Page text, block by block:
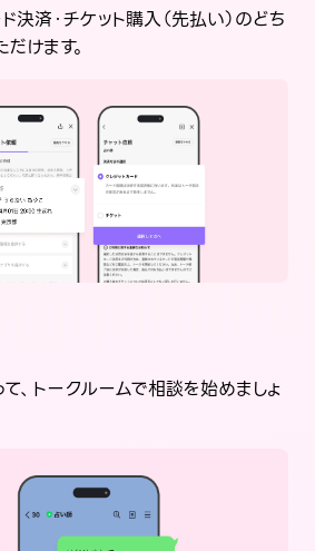
決済・チケット購入（先払い）のどち
けます。
、トークルームで相談を始めましょ